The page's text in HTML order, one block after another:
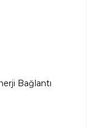
Bağlantı